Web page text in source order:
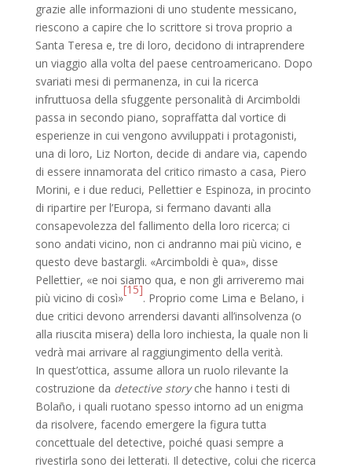
grazie alle informazioni di uno studente messicano,
riescono a capire che lo scrittore si trova proprio a
Santa Teresa e, tre di loro, decidono di intraprendere
un viaggio alla volta del paese centroamericano. Dopo
svariati mesi di permanenza, in cui la ricerca
infruttuosa della sfuggente personalità di Arcimboldi
passa in secondo piano, sopraffatta dal vortice di
esperienze in cui vengono avviluppati i protagonisti,
una di loro, Liz Norton, decide di andare via, capendo
di essere innamorata del critico rimasto a casa, Piero
Morini, e i due reduci, Pellettier e Espinoza, in procinto
di ripartire per l’Europa, si fermano davanti alla
consapevolezza del fallimento della loro ricerca; ci
sono andati vicino, non ci andranno mai più vicino, e
questo deve bastargli. «Arcimboldi è qua», disse
Pellettier, «e noi siamo qua, e non gli arriveremo mai
più vicino di così»
[15]
. Proprio come Lima e Belano, i
due critici devono arrendersi davanti all’insolvenza (o
alla riuscita misera) della loro inchiesta, la quale non li
vedrà mai arrivare al raggiungimento della verità.
In quest’ottica, assume allora un ruolo rilevante la
costruzione da detective storyche hanno i testi di
Bolaño, i quali ruotano spesso intorno ad un enigma
da risolvere, facendo emergere la figura tutta
concettuale del detective, poiché quasi sempre a
rivestirla sono dei letterati. Il detective, colui che ricerca